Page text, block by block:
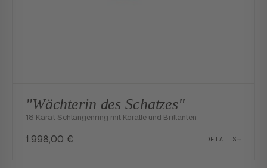
"Wächterin des Schatzes"
18 Karat Schlangenring mit Koralle und Brillanten
1.998,00 € DETAILS→